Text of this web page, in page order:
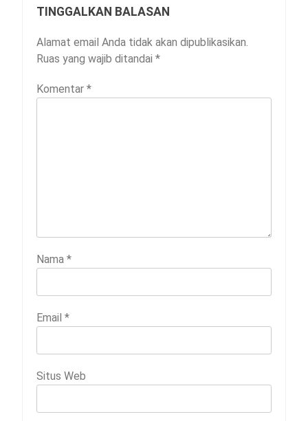
TINGGALKAN BALASAN
Alamat email Anda tidak akan dipublikasikan.
Ruas yang wajib ditandai *
Komentar *
Nama *
Email *
Situs Web